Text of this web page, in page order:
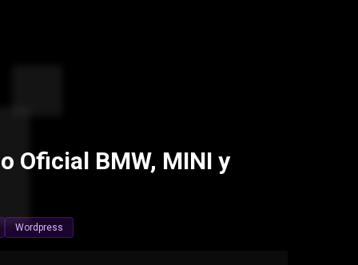
Oficial BMW, MINI y
Wordpress